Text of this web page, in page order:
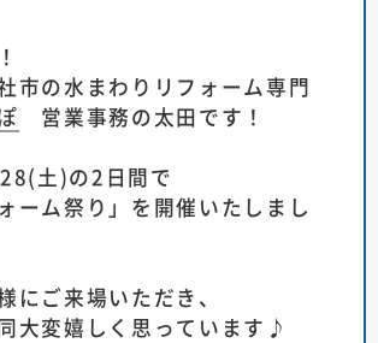
市の水まわりリフォーム専門
営業事務の太田です！
土)の2日間で
ーム祭り」を開催いたしまし
にご来場いただき、
大変嬉しく思っています♪